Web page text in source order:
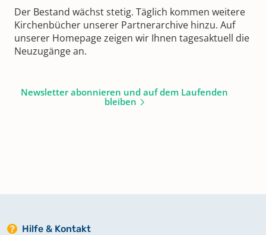
Der Bestand wächst stetig. Täglich kommen weitere
Kirchenbücher unserer Partnerarchive hinzu. Auf
unserer Homepage zeigen wir Ihnen tagesaktuell die
Neuzugänge an.
Newsletter abonnieren und auf dem Laufenden
bleiben
Hilfe & Kontakt